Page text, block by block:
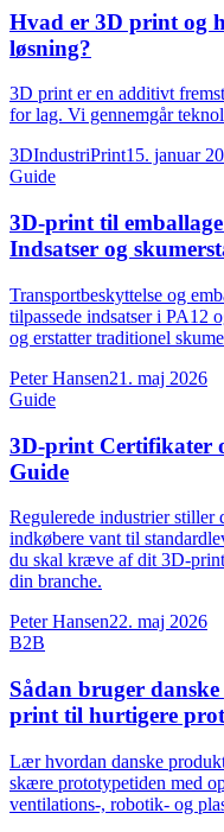
Hvad er 3D print og
løsning?
3D print er en additivt
for lag. Vi gennemgår
3DIndustriPrint15. januar
Guide
3D-print til
Indsatser og
Transportbeskyttelse og
tilpassede indsatser i PA12
og erstatter traditionel
Peter Hansen21. maj 2026
Guide
3D-print Certifikater
Guide
Regulerede industrier stiller
indkøbere vant til
du skal kræve af dit 3D-
din branche.
Peter Hansen22. maj 2026
B2B
Sådan bruger
print til hurtigere
Lær hvordan danske
skære prototypetiden med
ventilations-, robotik- og